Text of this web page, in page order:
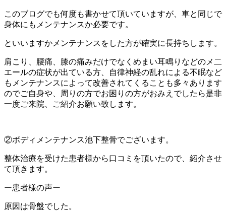
このブログでも何度も書かせて頂いていますが、車と同じで
身体にもメンテナンスか必要です。
といいますかメンテナンスをした方が確実に長持ちします。
肩こり、腰痛、膝の痛みだけでなくめまい耳鳴りなどのメ二
エールの症状が出ている方、自律神経の乱れによる不眠など
もメンテナンスによって改善されてくることも多々あります
のでご自身や、周りの方でお困りの方がおみえでしたら是非
一度ご来院、ご紹介お願い致します。
②ボディメンテナンス池下整骨でございます。
整体治療を受けた患者様から口コミを頂いたので、紹介させ
て頂きます。
ー患者様の声ー
原因は骨盤でした。